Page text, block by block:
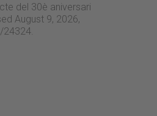
del 30è aniversari
August 9, 2026,
24324.